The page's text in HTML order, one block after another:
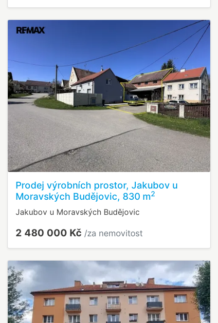
Prodej výrobních prostor, Jakubov u
Moravských Budějovic, 830 m2
Jakubov u Moravských Budějovic
2 480 000 Kč /za nemovitost